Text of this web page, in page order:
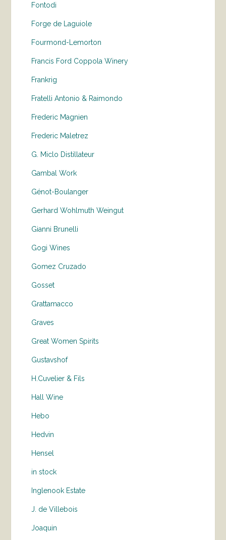
Fontodi
Forge de Laguiole
Fourmond-Lemorton
Francis Ford Coppola Winery
Frankrig
Fratelli Antonio & Raimondo
Frederic Magnien
Frederic Maletrez
G. Miclo Distillateur
Gambal Work
Génot-Boulanger
Gerhard Wohlmuth Weingut
Gianni Brunelli
Gogi Wines
Gomez Cruzado
Gosset
Grattamacco
Graves
Great Women Spirits
Gustavshof
H.Cuvelier & Fils
Hall Wine
Hebo
Hedvin
Hensel
in stock
Inglenook Estate
J. de Villebois
Joaquin